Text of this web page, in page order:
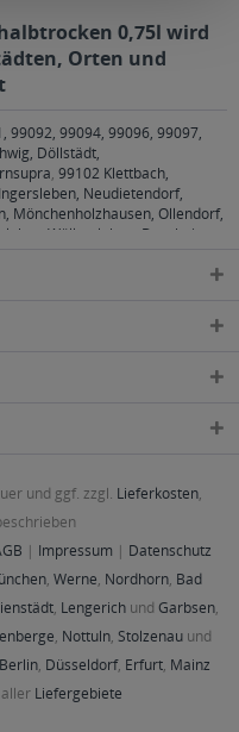
0,75l wird
Orten und
99092, 99094, 99096, 99097,
Döllstädt,
, 99102 Klettbach,
Neudietendorf,
Mönchenholzhausen, Ollendorf,
Wüllersleben, Dornheim,
Hohlstedt, Kiliansroda,
Brüheim, Bufleben, Ebenheim,
Schönstedt, Sundhausen,
und ggf. zzgl. Lieferkosten,
| Impressum | Datenschutz
, Werne, Nordhorn, Bad
, Lengerichund Garbsen,
, Nottuln, Stolzenau und
Berlin, Düsseldorf, Erfurt, Mainz
Liefergebiete